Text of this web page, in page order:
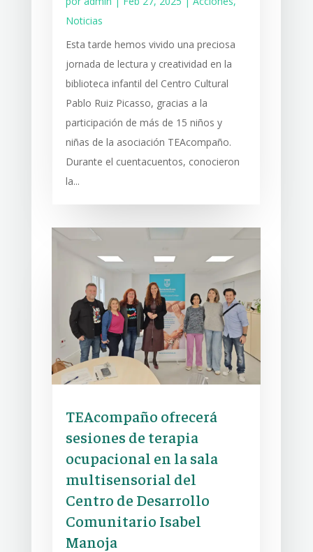
Noticias
Esta tarde hemos vivido una preciosa
jornada de lectura y creatividad en la
biblioteca infantil del Centro Cultural
Pablo Ruiz Picasso, gracias a la
participación de más de 15 niños y
niñas de la asociación TEAcompaño.
Durante el cuentacuentos, conocieron
la...
TEAcompaño ofrecerá
sesiones de terapia
ocupacional en la sala
multisensorial del
Centro de Desarrollo
Comunitario Isabel
Manoja